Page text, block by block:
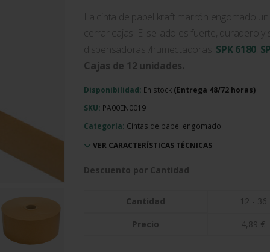
La cinta de papel kraft marrón engomado
cerrar cajas. El sellado es fuerte, duradero
dispensadoras /humectadoras: SPK 6180
Cajas de 12 unidades.
Disponibilidad: En stock
SKU: PA00EN0019
Categoría: Cintas de papel engomado
VER CARACTERÍSTICAS TÉCNICAS
Descuento por Cantidad
Cantidad
12 - 36
Precio
4,89 €